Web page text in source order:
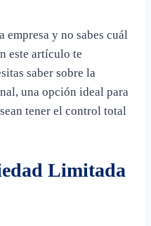
empresa y no sabes cuál
este artículo te
saber sobre la
una opción ideal para
tener el control total
Limitada